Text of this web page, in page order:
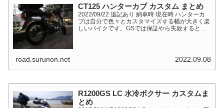
CT125 ハンターカブ カスタム まとめ
2022/09/22 追記あり 納車時 現在時 ハンターカ
ブは自分で色々とカスタマイズする幅が大きく楽
しいバイクです。GSでは保証やら失敗すると高
road.surunon.net 2022.09.08
R1200GS LC 水冷ボクサー カスタムま
とめ